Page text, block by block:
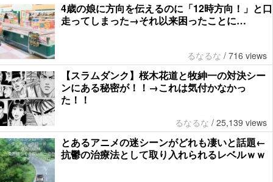
4歳の娘に方向を伝えるのに「12時方向！」と口
走ってしまった→それ以来困ったことに…
るなるな / 716 views
【スラムダンク】桜木花道と牧紳一の対決シー
ンにある秘密が！！→これは気付かなかっ
た！！
るなるな / 25,139 views
とあるアニメの迷シーンがどれも凄いと話題←
抗鬱の治療法として取り入れられるレベルｗｗ